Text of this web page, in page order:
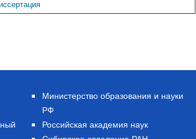
Министерство образования и науки
РФ
Российская академия наук